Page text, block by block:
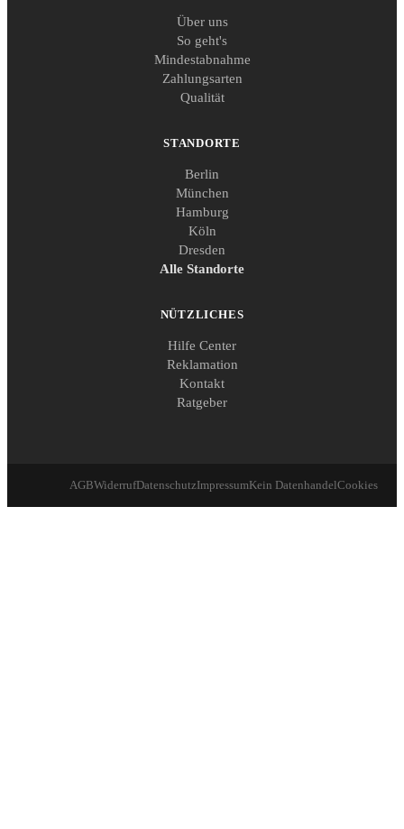
Über uns
So geht's
Mindestabnahme
Zahlungsarten
Qualität
STANDORTE
Berlin
München
Hamburg
Köln
Dresden
Alle Standorte
NÜTZLICHES
Hilfe Center
Reklamation
Kontakt
Ratgeber
AGBWiderrufDatenschutzImpressumKein DatenhandelCookies